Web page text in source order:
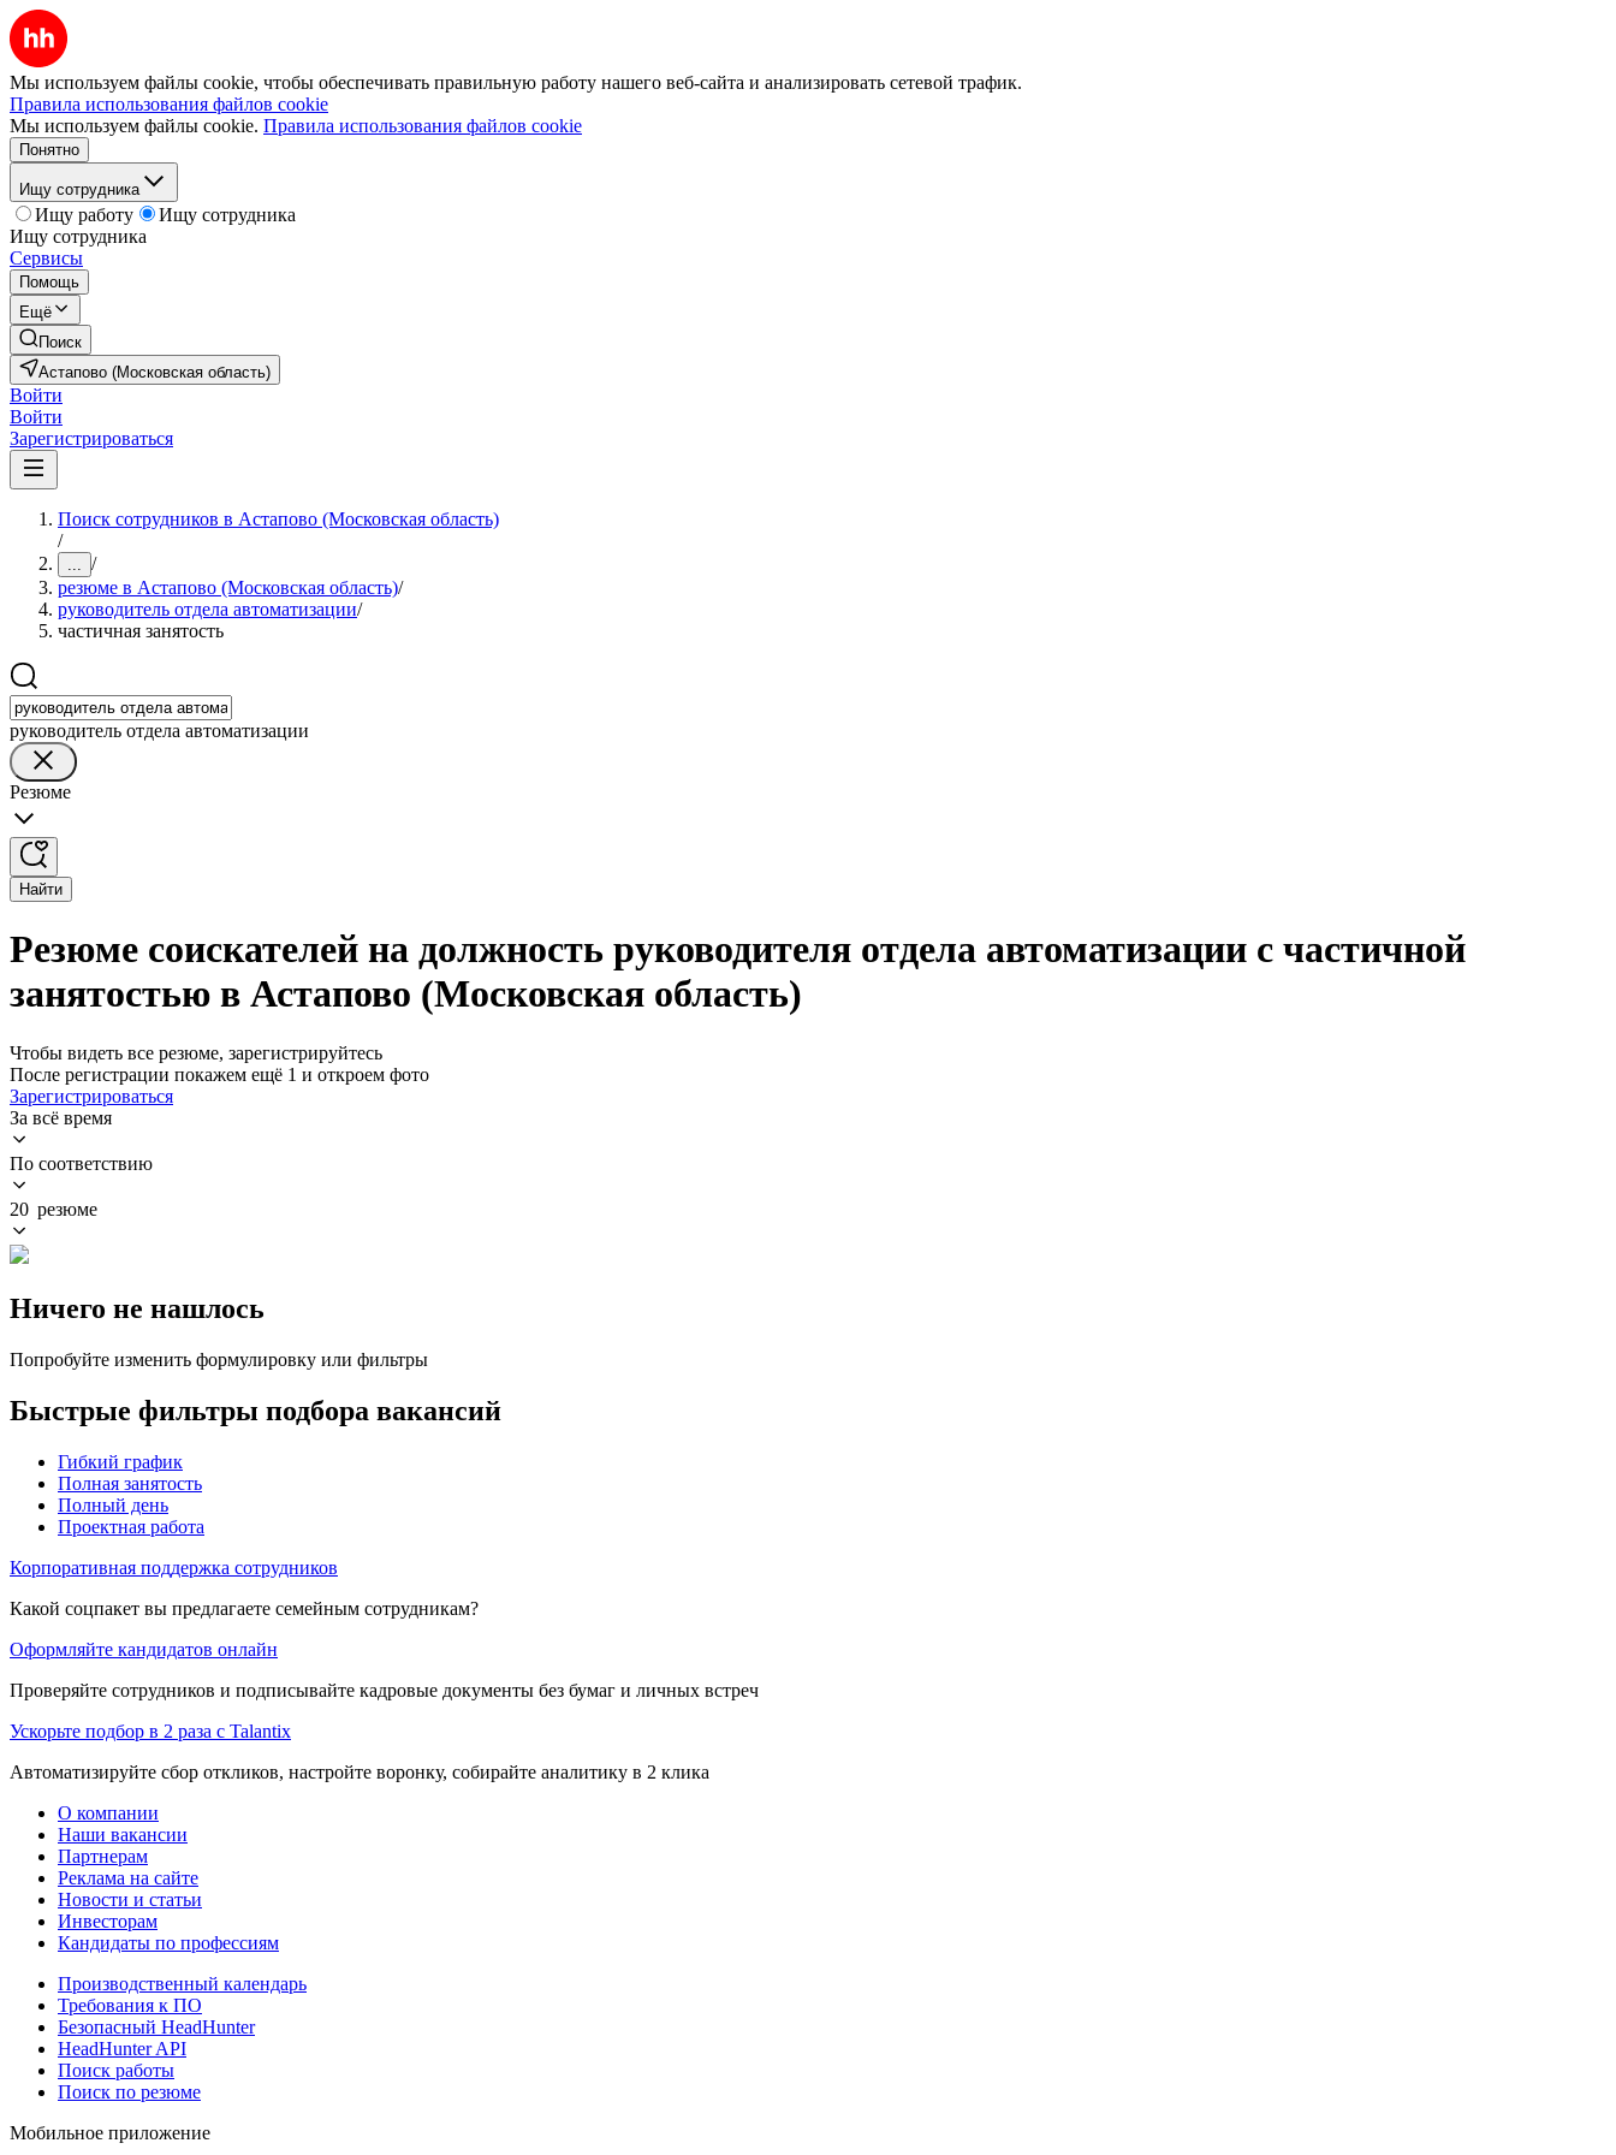
Мы используем файлы cookie, чтобы обеспечивать правильную работу нашего веб-сайта и анализировать сетевой трафик.
Правила использования файлов cookie
Мы используем файлы cookie. Правила использования файлов cookie
Понятно
Ищу сотрудника
Ищу работу
Ищу сотрудника
Ищу сотрудника
Сервисы
Помощь
Ещё
Поиск
Астапово (Московская область)
Войти
Войти
Зарегистрироваться
Поиск сотрудников в Астапово (Московская область)
/
... /
резюме в Астапово (Московская область)/
руководитель отдела автоматизации/
частичная занятость
руководитель отдела автоматизации
Резюме
Найти
Резюме соискателей на должность руководителя отдела автоматизации с частичной
занятостью в Астапово (Московская область)
Чтобы видеть все резюме, зарегистрируйтесь
После регистрации покажем ещё 1 и откроем фото
Зарегистрироваться
За всё время
По соответствию
20 резюме
Ничего не нашлось
Попробуйте изменить формулировку или фильтры
Быстрые фильтры подбора вакансий
Гибкий график
Полная занятость
Полный день
Проектная работа
Корпоративная поддержка сотрудников
Какой соцпакет вы предлагаете семейным сотрудникам?
Оформляйте кандидатов онлайн
Проверяйте сотрудников и подписывайте кадровые документы без бумаг и личных встреч
Ускорьте подбор в 2 раза с Talantix
Автоматизируйте сбор откликов, настройте воронку, собирайте аналитику в 2 клика
О компании
Наши вакансии
Партнерам
Реклама на сайте
Новости и статьи
Инвесторам
Кандидаты по профессиям
Производственный календарь
Требования к ПО
Безопасный HeadHunter
HeadHunter API
Поиск работы
Поиск по резюме
Мобильное приложение